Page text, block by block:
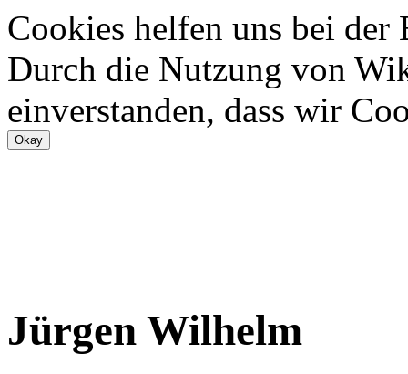
Cookies helfen uns bei
Durch die Nutzung von
einverstanden, dass wir
Jürgen Wilhelm